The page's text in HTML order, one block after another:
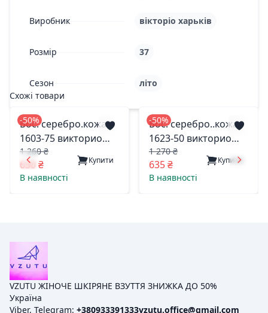
Виробник вікторіо харьків
Розмір 37
Сезон
літо
Схожі товари
-50%
Бос. серебро.кожа
1603-75 викторио
харьков 39(р)
1 260 ₴
630 ₴ Купити
В наявності
-50%
Бос. серебро..кожа
1623-50 викторио
харьков 37(р)
1 270 ₴
635 ₴ Купити
В наявності
VZUTU ЖІНОЧЕ ШКІРЯНЕ ВЗУТТЯ ЗНИЖКА ДО 50%
Україна
Viber, Telegram: +380933391333vzutu.office@gmail.com